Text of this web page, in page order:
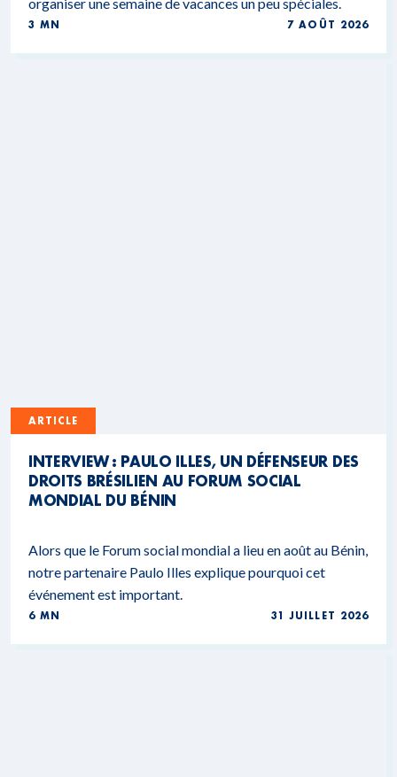
3 MN 7 AOÛT 2026
ARTICLE
INTERVIEW : PAULO ILLES, UN DÉFENSEUR DES
DROITS BRÉSILIEN AU FORUM SOCIAL
MONDIAL DU BÉNIN
Alors que le Forum social mondial a lieu en août au Bénin,
notre partenaire Paulo Illes explique pourquoi cet
événement est important.
6 MN 31 JUILLET 2026